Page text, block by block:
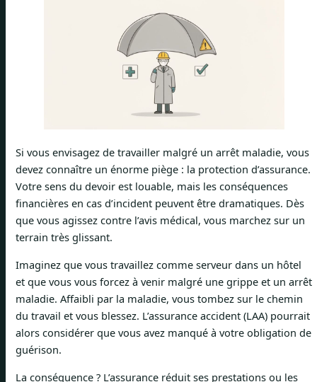
Si vous envisagez de travailler malgré un arrêt maladie, vous
devez connaître un énorme piège : la protection d’assurance.
Votre sens du devoir est louable, mais les conséquences
financières en cas d’incident peuvent être dramatiques. Dès
que vous agissez contre l’avis médical, vous marchez sur un
terrain très glissant.
Imaginez que vous travaillez comme serveur dans un hôtel
et que vous vous forcez à venir malgré une grippe et un arrêt
maladie. Affaibli par la maladie, vous tombez sur le chemin
du travail et vous blessez. L’assurance accident (LAA) pourrait
alors considérer que vous avez manqué à votre obligation de
guérison.
La conséquence ? L’assurance réduit ses prestations ou les